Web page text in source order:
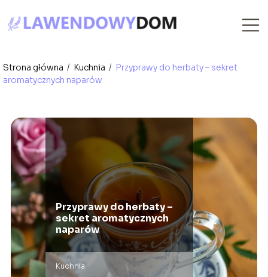
Strona główna / Kuchnia / Przyprawy do herbaty – sekret
aromatycznych naparów
Przyprawy do herbaty –
sekret aromatycznych
naparów
Kuchnia